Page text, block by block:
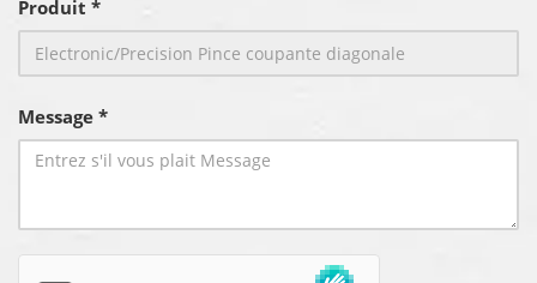
Produit *
Message *